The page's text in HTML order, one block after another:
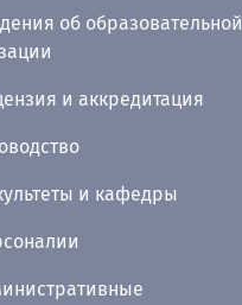
об образовательной
и аккредитация
и кафедры